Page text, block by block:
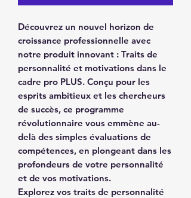
Découvrez un nouvel horizon de
croissance professionnelle avec
notre produit innovant : Traits de
personnalité et motivations dans le
cadre pro PLUS. Conçu pour les
esprits ambitieux et les chercheurs
de succès, ce programme
révolutionnaire vous emmène au-
delà des simples évaluations de
compétences, en plongeant dans les
profondeurs de votre personnalité
et de vos motivations.
Explorez vos traits de personnalité